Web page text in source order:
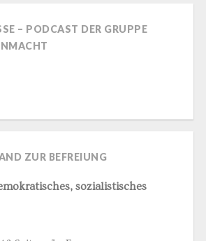
– PODCAST DER GRUPPE
ZUR BEFREIUNG
sozialistisches